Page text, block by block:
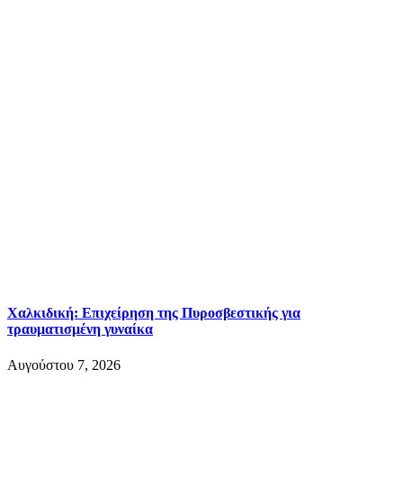
Χαλκιδική: Επιχείρηση της Πυροσβεστικής για
τραυματισμένη γυναίκα
Αυγούστου 7, 2026